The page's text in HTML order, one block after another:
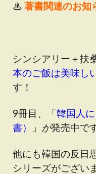
♨ 著書関連のお知
シンシアリー＋扶
本のご飯は美味し
す！
9冊目、「韓国人
書） 」 が発売中で
他にも韓国の反日
シリーズがござい